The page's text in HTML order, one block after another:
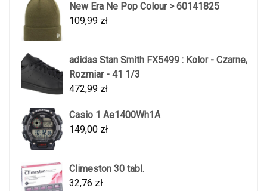
New Era Ne Pop Colour > 60141825
109,99 zł
adidas Stan Smith FX5499 : Kolor - Czarne,
Rozmiar - 41 1/3
472,99 zł
Casio 1 Ae1400Wh1A
149,00 zł
Climeston 30 tabl.
32,76 zł